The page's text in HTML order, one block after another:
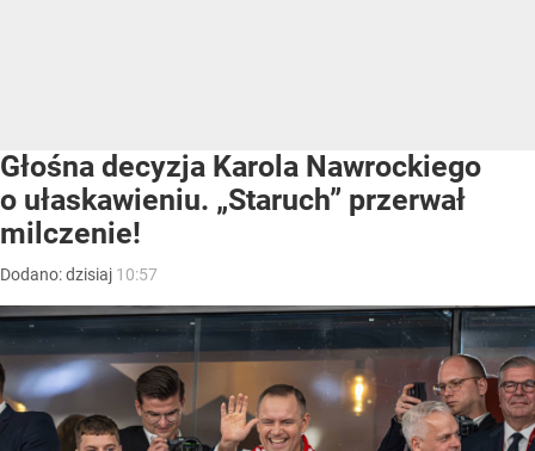
Głośna decyzja Karola Nawrockiego
o ułaskawieniu. „Staruch” przerwał
milczenie!
Dodano:dzisiaj 10:57